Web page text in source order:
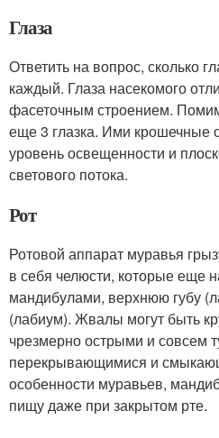
Глаза
Ответить на вопрос, сколько
каждый. Глаза насекомого
фасеточным строением.
еще 3 глазка. Ими крошечные
уровень освещенности и
светового потока.
Рот
Ротовой аппарат муравья
в себя челюсти, которые еще
мандибулами, верхнюю губу
(лабиум). Жвалы могут быть
чрезмерно острыми и совсем
перекрывающимися и
особенности муравьев,
пищу даже при закрытом рте.